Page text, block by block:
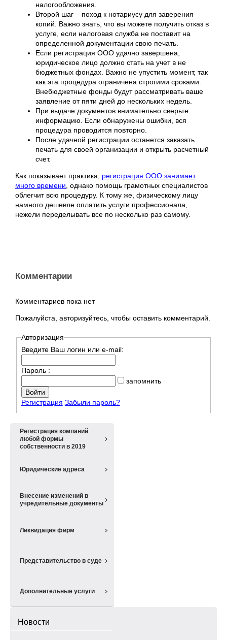
Регистрация компаний
любой формы
собственности в 2019
Юридические адреса
Внесение изменений в
учредительные документы
Ликвидация фирм
Представительство в суде
Дополнительные услуги
Новости
налогообложения.
Второй шаг – поход к нотариусу для заверения
копий. Важно знать, что вы можете получить отказ в
услуге, если налоговая служба не поставит на
определенной документации свою печать.
Если регистрация ООО удачно завершена,
юридическое лицо должно стать на учет в не
бюджетных фондах. Важно не упустить момент, так
как эта процедура ограничена строгими сроками.
Внебюджетные фонды будут рассматривать ваше
заявление от пяти дней до нескольких недель.
При выдаче документов внимательно сверьте
информацию. Если обнаружены ошибки, вся
процедура проводится повторно.
После удачной регистрации останется заказать
печать для своей организации и открыть расчетный
счет.
Как показывает практика, регистрация ООО занимает
много времени , однако помощь грамотных специалистов
облегчит всю процедуру. К тому же, физическому лицу
намного дешевле оплатить услуги профессионала,
нежели переделывать все по несколько раз самому.
Комментарии
Комментариев пока нет
Пожалуйста, авторизуйтесь, чтобы оставить комментарий.
Авторизация
Введите Ваш логин или e-mail:
Пароль :
запомнить
Регистрация Забыли пароль?